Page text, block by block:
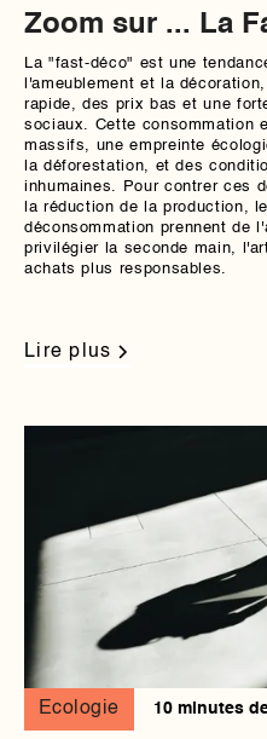
Zoom sur ... La
La "fast-déco" est une
l'ameublement et la
rapide, des prix bas et une
sociaux. Cette consommation
massifs, une empreinte
la déforestation, et des
inhumaines. Pour contrer ces
la réduction de la production,
déconsommation prennent de
privilégier la seconde main,
achats plus responsables.
Lire plus
Ecologie 10 minutes